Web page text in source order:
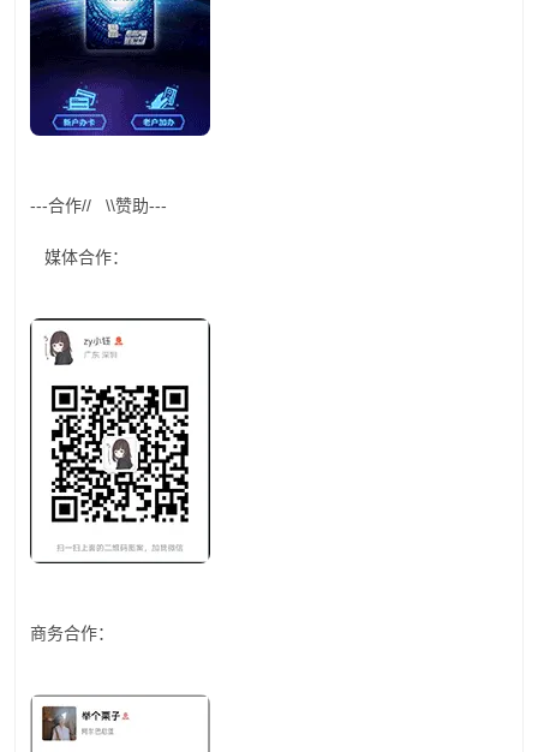
---合作// \\赞助---
媒体合作：
商务合作：